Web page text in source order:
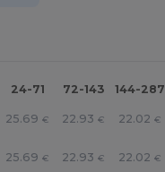
24-71 72-143 144-287
25.69 € 22.93 € 22.02 €
25.69 € 22.93 € 22.02 €